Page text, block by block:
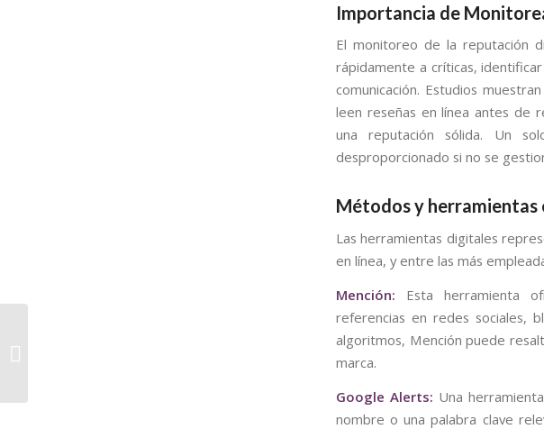
Importancia de
El monitoreo de la reputación
rápidamente a críticas,
comunicación. Estudios
leen reseñas en línea antes de
una reputación sólida. Un
desproporcionado si no se
Métodos y herramientas
Las herramientas digitales
en línea, y entre las más
Mención: Esta herramienta
referencias en redes sociales,
algoritmos, Mención puede
marca.
Google Alerts: Una
nombre o una palabra clave